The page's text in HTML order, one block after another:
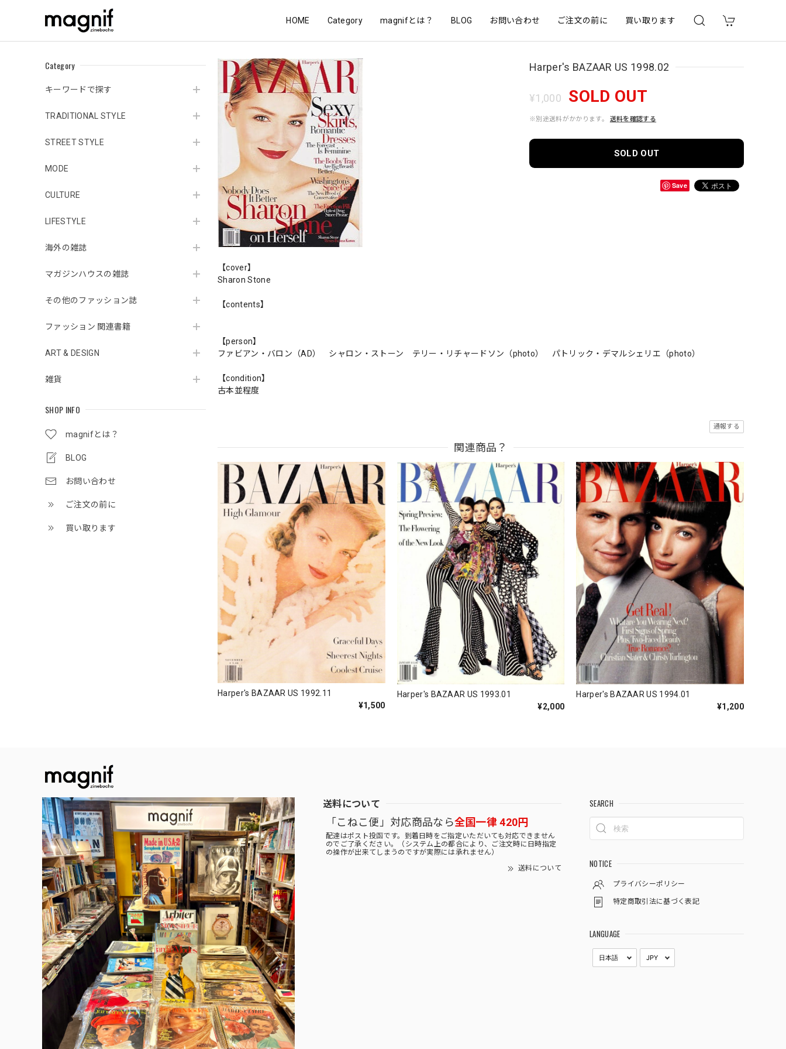
HOME Category magnifとは？ BLOG お問い合わせ ご注文の前に 買い取ります
Category
キーワードで探す
TRADITIONAL STYLE
STREET STYLE
MODE
CULTURE
LIFESTYLE
海外の雑誌
マガジンハウスの雑誌
その他のファッション誌
ファッション 関連書籍
ART & DESIGN
雑貨
SHOP INFO
magnifとは？
BLOG
お問い合わせ
ご注文の前に
買い取ります
Harper's BAZAAR US 1998.02
¥1,000 SOLD OUT
※別途送料がかかります。 送料を確認する
SOLD OUT
Save
【cover】
Sharon Stone
【contents】
【person】
ファビアン・バロン（AD） シャロン・ストーン テリー・リチャードソン（photo） パトリック・デマルシェリエ（photo）
【condition】
古本並程度
通報する
関連商品？
Harper's BAZAAR US 1992.11
¥1,500
Harper's BAZAAR US 1993.01
¥2,000
Harper's BAZAAR US 1994.01
¥1,200
送料について
「こねこ便」対応商品なら全国一律 420円
配達はポスト投函です。到着日時をご指定いただいても対応できません
のでご了承ください。（システム上の都合により、ご注文時に日時指定
の操作が出来てしまうのですが実際には承れません）
送料について
SEARCH
NOTICE
プライバシーポリシー
特定商取引法に基づく表記
LANGUAGE